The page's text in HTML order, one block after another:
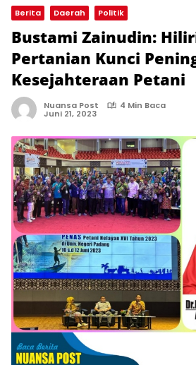
Berita Daerah Politik
Bustami Zainudin:
Pertanian Kunci
Kesejahteraan Petani
Nuansa Post 4 Min Baca
Juni 21, 2023